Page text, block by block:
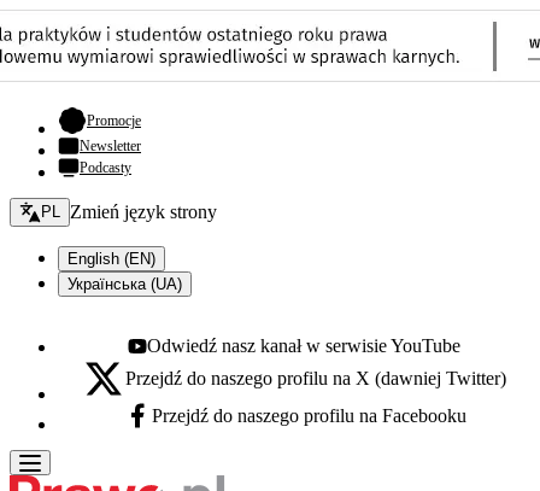
Promocje- otwiera się w nowej karcie
Newsletter
Podcasty
Zmień język - bieżący:
PL Zmień język strony
English (EN)
Українська (UA)
Youtube - otwiera się w nowej karcie
Odwiedź nasz kanał w serwisie YouTube
X - otwiera się w nowej karcie
Przejdź do naszego profilu na X (dawniej Twitter)
Facebook - otwiera się w nowej karcie
Przejdź do naszego profilu na Facebooku